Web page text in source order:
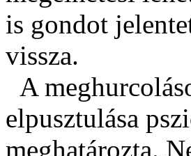
is gondot
vissza.
A
elpusztulása
meghatározta.